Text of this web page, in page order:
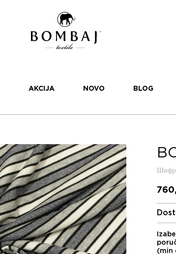
AKCIJA NOVO BLOG
(min